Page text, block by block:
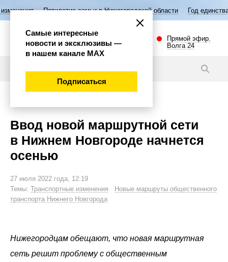
семьи в Нижегородской области Год единства народов России
Прямой эфир.
Волга 24
Ввод новой маршрутной сети
в Нижнем Новгороде начнется
осенью
27 июля 2022 года, 12:19
Темы: Транспортные изменения
Новые маршруты общественного
транспорта Нижнего Новгорода
Нижегородцам обещают, что новая маршрутная
сеть решит проблему с общественным
Самые интересные
новости и эксклюзивы —
в нашем канале МАХ
Подписаться